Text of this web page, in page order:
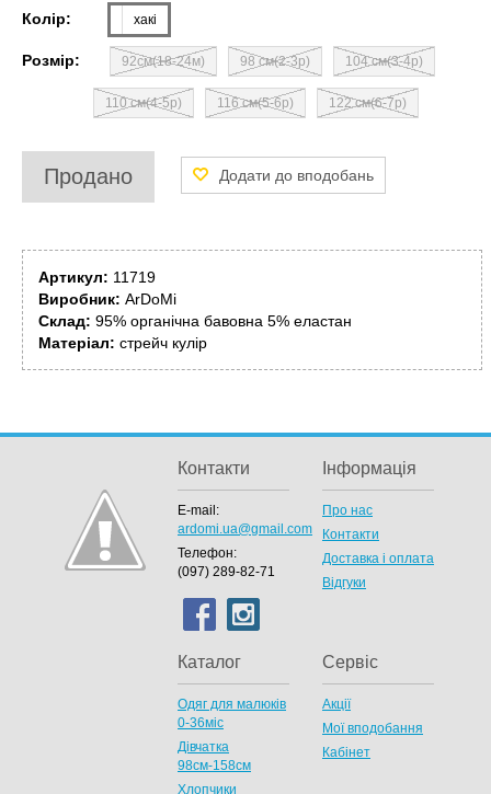
Колір: хакі
Розмір: 92см(18-24м) 98 см(2-3р) 104 см(3-4р)
110 см(4-5р) 116 см(5-6р) 122 см(6-7р)
Продано
Артикул: 11719
Виробник: ArDoMi
Склад: 95% органічна бавовна 5% еластан
Матеріал: стрейч кулір
Контакти
E-mail:
ardomi.ua@gmail.com
Телефон:
(097) 289-82-71
Інформація
Про нас
Контакти
Доставка і оплата
Відгуки
Каталог
Одяг для малюків
0-36міс
Дівчатка
98cм-158см
Хлопчики
Сервіс
Акції
Мої вподобання
Кабінет